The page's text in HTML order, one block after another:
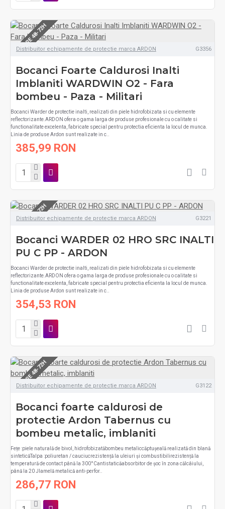
LIVRARE 48-72H
Distribuitor echipamente de protectie marca ARDON G3356
Bocanci Foarte Caldurosi Inalti
Imblaniti WARDWIN O2 - Fara
bombeu - Paza - Militari
Bocanci Warder de protectie inalti, realizati din piele hidrofobizata si cu elemente
reflectorizante.ARDON ofera o gama larga de produse profesionale cu o calitate si
functionalitate excelenta, fabricate special pentru protectia eficienta la locul de munca.
Linia de produse Ardon sunt realizate in c..
385,99 RON
LIVRARE 48-72H
Distribuitor echipamente de protectie marca ARDON G3221
Bocanci WARDER 02 HRO SRC INALTI
PU C PP - ARDON
Bocanci Warder de protectie inalti, realizati din piele hidrofobizata si cu elemente
reflectorizante.ARDON ofera o gama larga de produse profesionale cu o calitate si
functionalitate excelenta, fabricate special pentru protectia eficienta la locul de munca.
Linia de produse Ardon sunt realizate in c..
354,53 RON
LIVRARE 48-72H
Distribuitor echipamente de protectie marca ARDON G3122
Bocanci foarte caldurosi de
protectie Ardon Tabernus cu
bombeu metalic, imblaniti
Fețe :piele naturală de bivol, hidrofobizatăbombeu metaliccăptușeală realizată din blană
sinteticăTalpa :poliuretan / cauciucrezistență la uleiuri și combustibilirezistență la
temperatură de contact până la 300°Cantistaticăabsorbitor de șoc în zona călcâiului,
până la 20 Jlamelă metalică anti-perfor..
286,77 RON